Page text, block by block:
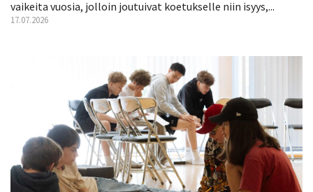
vaikeita vuosia, jolloin joutuivat koetukselle niin isyys,...
17.07.2026